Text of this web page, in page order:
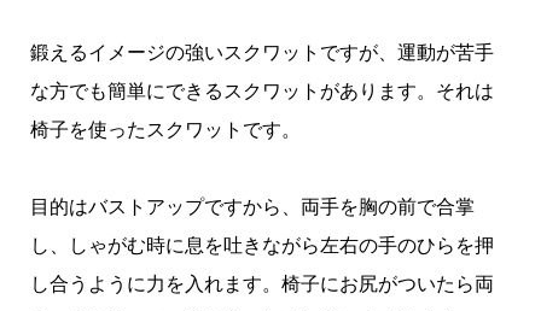
鍛えるイメージの強いスクワットですが、運動が苦手
な方でも簡単にできるスクワットがあります。それは
椅子を使ったスクワットです。
目的はバストアップですから、両手を胸の前で合掌
し、しゃがむ時に息を吐きながら左右の手のひらを押
し合うように力を入れます。椅子にお尻がついたら両